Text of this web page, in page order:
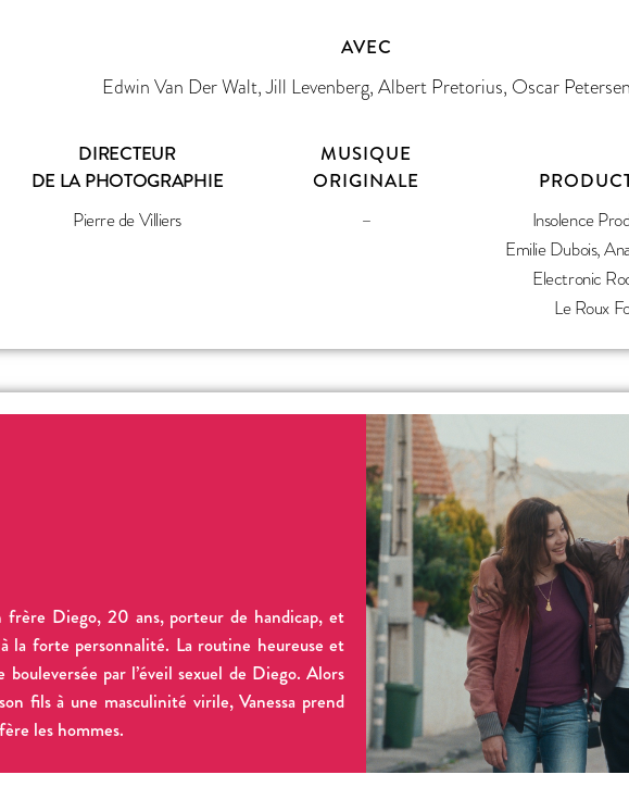
AVEC
Edwin Van Der Walt, Jill Levenberg, Albert Pretorius, Oscar Petersen
DIRECTEUR
DE LA PHOTOGRAPHIE
Pierre de Villiers
MUSIQUE
ORIGINALE
–
Insolence
Emilie Dubois,
Electronic
Le Roux
frère Diego, 20 ans, porteur de handicap, et
la forte personnalité. La routine heureuse et
par l’éveil sexuel de Diego. Alors
fils à une masculinité virile, Vanessa prend
les hommes.